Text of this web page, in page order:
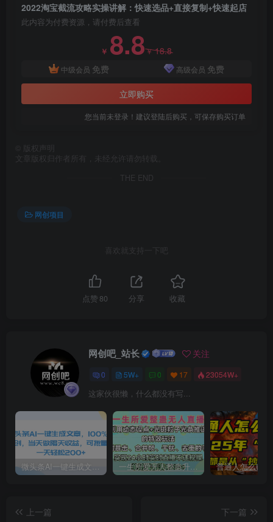
2022淘宝截流攻略实操讲解：快速选品+直接复制+快速起店
此内容为付费资源，请付费后查看
￥ 8.8￥18.8
中级会员 免费 高级会员 免费
立即购买
您当前未登录！建议登陆后购买，可保存购买订单
版权声明
文章版权归作者所有，未经允许请勿转载。
THE END
网创项目
喜欢就支持一下吧
点赞 80 分享 收藏
网创吧_站长 关注
0 5W+ 0 17 23054W+
这家伙很懒，什么都没有写...
微头条AI一键生成文章，100%过原创，当天做隔天收益，可批量，一天轻松200+ 一生所爱无人整蛊升级版9.0，利用动态噪点+光斑粒子光条推进的特效玩法，内附暴击、合并帧、干扰、去重的手法，实现24小时实时直播不违规操，单场日入1500+，小白也能无脑驾驭
上一篇
下一篇